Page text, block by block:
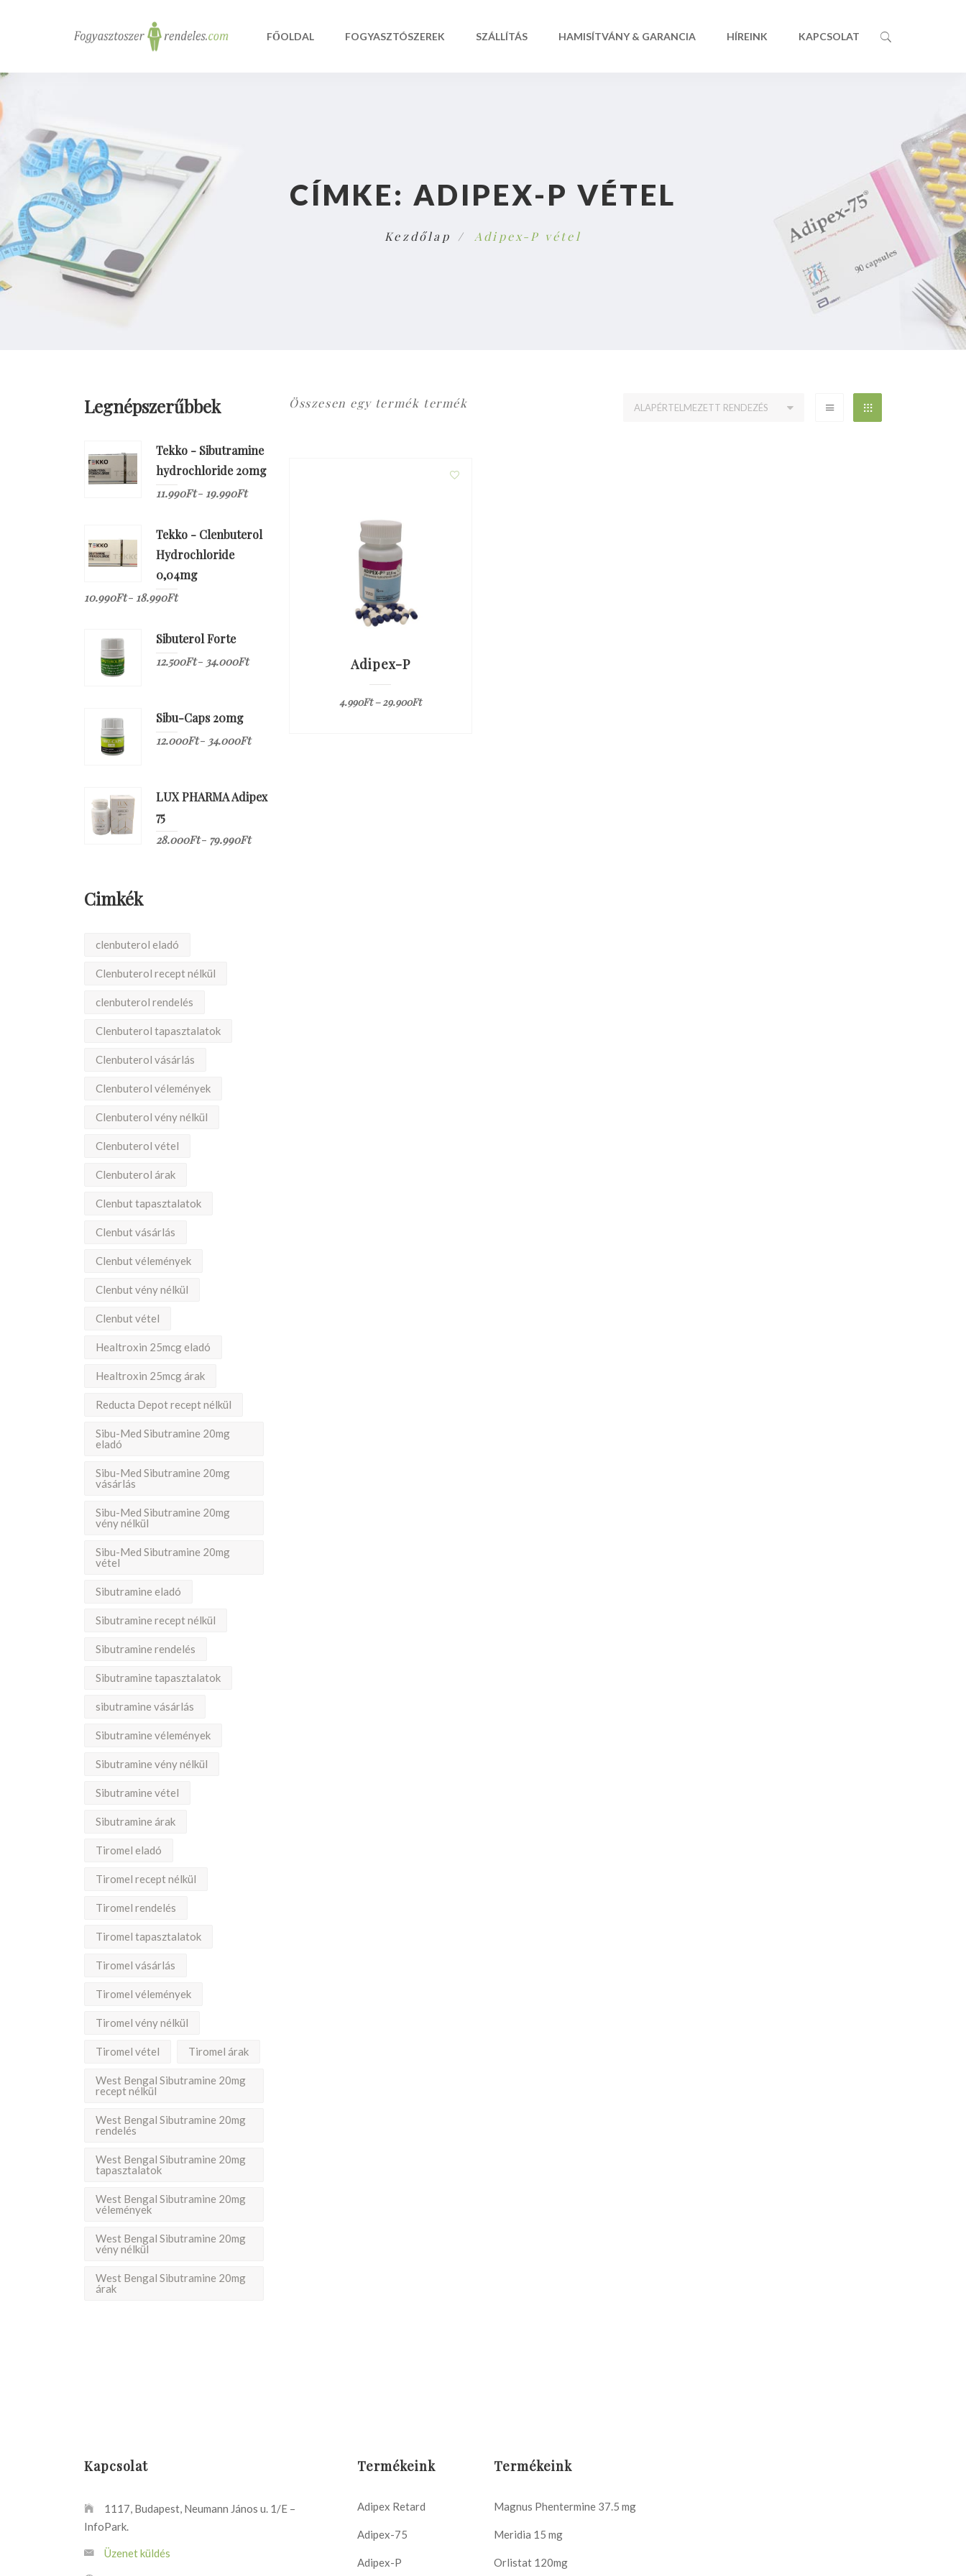
FŐOLDAL FOGYASZTÓSZEREK SZÁLLÍTÁS HAMISÍTVÁNY & GARANCIA HÍREINK KAPCSOLAT
CÍMKE: ADIPEX-P VÉTEL
Kezdőlap Adipex-P vétel
Legnépszerűbbek
Tekko - Sibutramine
hydrochloride 20mg
11.990Ft– 19.990Ft
Tekko - Clenbuterol
Hydrochloride
0,04mg
10.990Ft– 18.990Ft
Sibuterol Forte
12.500Ft– 34.000Ft
Sibu-Caps 20mg
12.000Ft– 34.000Ft
LUX PHARMA Adipex
75
28.000Ft– 79.990Ft
Cimkék
clenbuterol eladó
Clenbuterol recept nélkül
clenbuterol rendelés
Clenbuterol tapasztalatok
Clenbuterol vásárlás
Clenbuterol vélemények
Clenbuterol vény nélkül
Clenbuterol vétel
Clenbuterol árak
Clenbut tapasztalatok
Clenbut vásárlás
Clenbut vélemények
Clenbut vény nélkül
Clenbut vétel
Healtroxin 25mcg eladó
Healtroxin 25mcg árak
Reducta Depot recept nélkül
Sibu-Med Sibutramine 20mg
eladó
Sibu-Med Sibutramine 20mg
vásárlás
Sibu-Med Sibutramine 20mg
vény nélkül
Sibu-Med Sibutramine 20mg
vétel
Sibutramine eladó
Sibutramine recept nélkül
Sibutramine rendelés
Sibutramine tapasztalatok
sibutramine vásárlás
Sibutramine vélemények
Sibutramine vény nélkül
Sibutramine vétel
Sibutramine árak
Tiromel eladó
Tiromel recept nélkül
Tiromel rendelés
Tiromel tapasztalatok
Tiromel vásárlás
Tiromel vélemények
Tiromel vény nélkül
Tiromel vétel Tiromel árak
West Bengal Sibutramine 20mg
recept nélkül
West Bengal Sibutramine 20mg
rendelés
West Bengal Sibutramine 20mg
tapasztalatok
West Bengal Sibutramine 20mg
vélemények
West Bengal Sibutramine 20mg
vény nélkül
West Bengal Sibutramine 20mg
árak
Összesen egy termék termék
Adipex-P
4.990Ft–29.900Ft
Kapcsolat
1117, Budapest, Neumann János u. 1/E –
InfoPark.
Üzenet küldés
Termékeink
Adipex Retard
Adipex-75
Adipex-P
Termékeink
Magnus Phentermine 37.5 mg
Meridia 15 mg
Orlistat 120mg